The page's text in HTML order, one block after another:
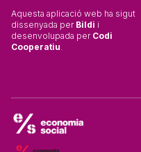
Aquesta aplicació web ha sigut
dissenyada per Bildi i
desenvolupada per Codi
Cooperatiu